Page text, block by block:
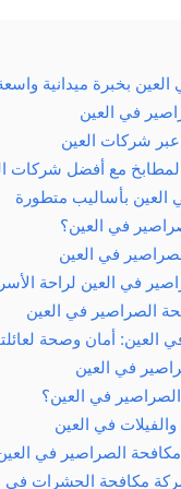
بخبرة ميدانية
في العين
عبر شركات العين
مع أفضل شركات
بأساليب متطورة
في العين؟
في العين
في العين لراحة
الصراصير في العين
العين: أمان وصحة
في العين
في العين؟
في العين
الصراصير في
مكافحة الحشرات في